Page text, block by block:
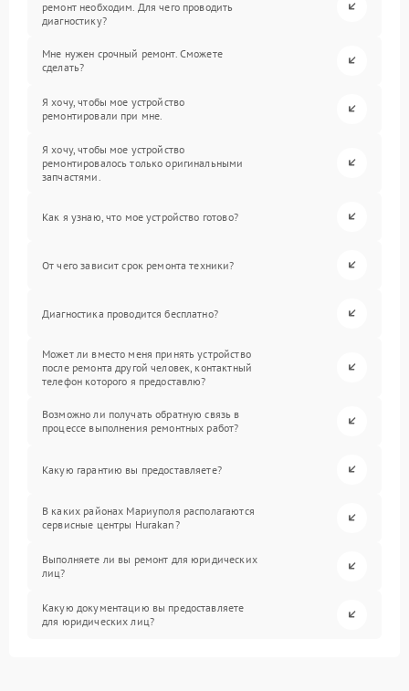
ремонт необходим. Для чего проводить
диагностику?
Мне нужен срочный ремонт. Сможете
сделать?
Я хочу, чтобы мое устройство
ремонтировали при мне.
Я хочу, чтобы мое устройство
ремонтировалось только оригинальными
запчастями.
Как я узнаю, что мое устройство готово?
От чего зависит срок ремонта техники?
Диагностика проводится бесплатно?
Может ли вместо меня принять устройство
после ремонта другой человек, контактный
телефон которого я предоставлю?
Возможно ли получать обратную связь в
процессе выполнения ремонтных работ?
Какую гарантию вы предоставляете?
В каких районах Мариуполя располагаются
сервисные центры Hurakan?
Выполняете ли вы ремонт для юридических
лиц?
Какую документацию вы предоставляете
для юридических лиц?